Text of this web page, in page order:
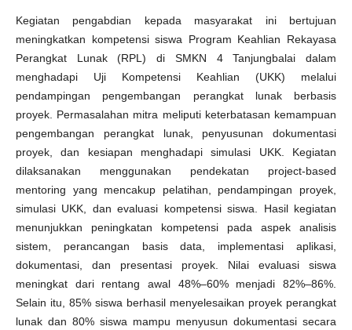
Kegiatan pengabdian kepada masyarakat ini bertujuan
meningkatkan kompetensi siswa Program Keahlian Rekayasa
Perangkat Lunak (RPL) di SMKN 4 Tanjungbalai dalam
menghadapi Uji Kompetensi Keahlian (UKK) melalui
pendampingan pengembangan perangkat lunak berbasis
proyek. Permasalahan mitra meliputi keterbatasan kemampuan
pengembangan perangkat lunak, penyusunan dokumentasi
proyek, dan kesiapan menghadapi simulasi UKK. Kegiatan
dilaksanakan menggunakan pendekatan project-based
mentoring yang mencakup pelatihan, pendampingan proyek,
simulasi UKK, dan evaluasi kompetensi siswa. Hasil kegiatan
menunjukkan peningkatan kompetensi pada aspek analisis
sistem, perancangan basis data, implementasi aplikasi,
dokumentasi, dan presentasi proyek. Nilai evaluasi siswa
meningkat dari rentang awal 48%–60% menjadi 82%–86%.
Selain itu, 85% siswa berhasil menyelesaikan proyek perangkat
lunak dan 80% siswa mampu menyusun dokumentasi secara